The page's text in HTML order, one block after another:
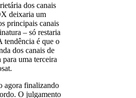
dos canais
deixaria um
principais canais
– só restaria
tendência é que o
dos canais de
uma terceira
agora finalizando
O julgamento